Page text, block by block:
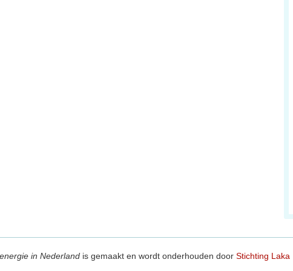
in Nederland is gemaakt en wordt onderhouden door Stichting Laka